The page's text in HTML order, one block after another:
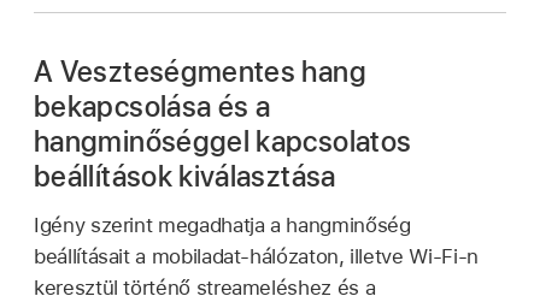
A Veszteségmentes hang
bekapcsolása és a
hangminőséggel kapcsolatos
beállítások kiválasztása
Igény szerint megadhatja a hangminőség
beállításait a mobiladat-hálózaton, illetve Wi-Fi-n
keresztül történő streameléshez és a